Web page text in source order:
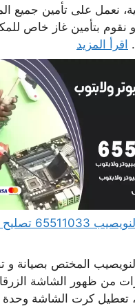
نعمل على تأمين جميع
و نقوم بتأمين غاز خاص
اقرأ المزيد
مهندس كمبيوتر
المختص بصيانة و
من ظهور الشاشة
تعطيل كرت الشاشة وحدة